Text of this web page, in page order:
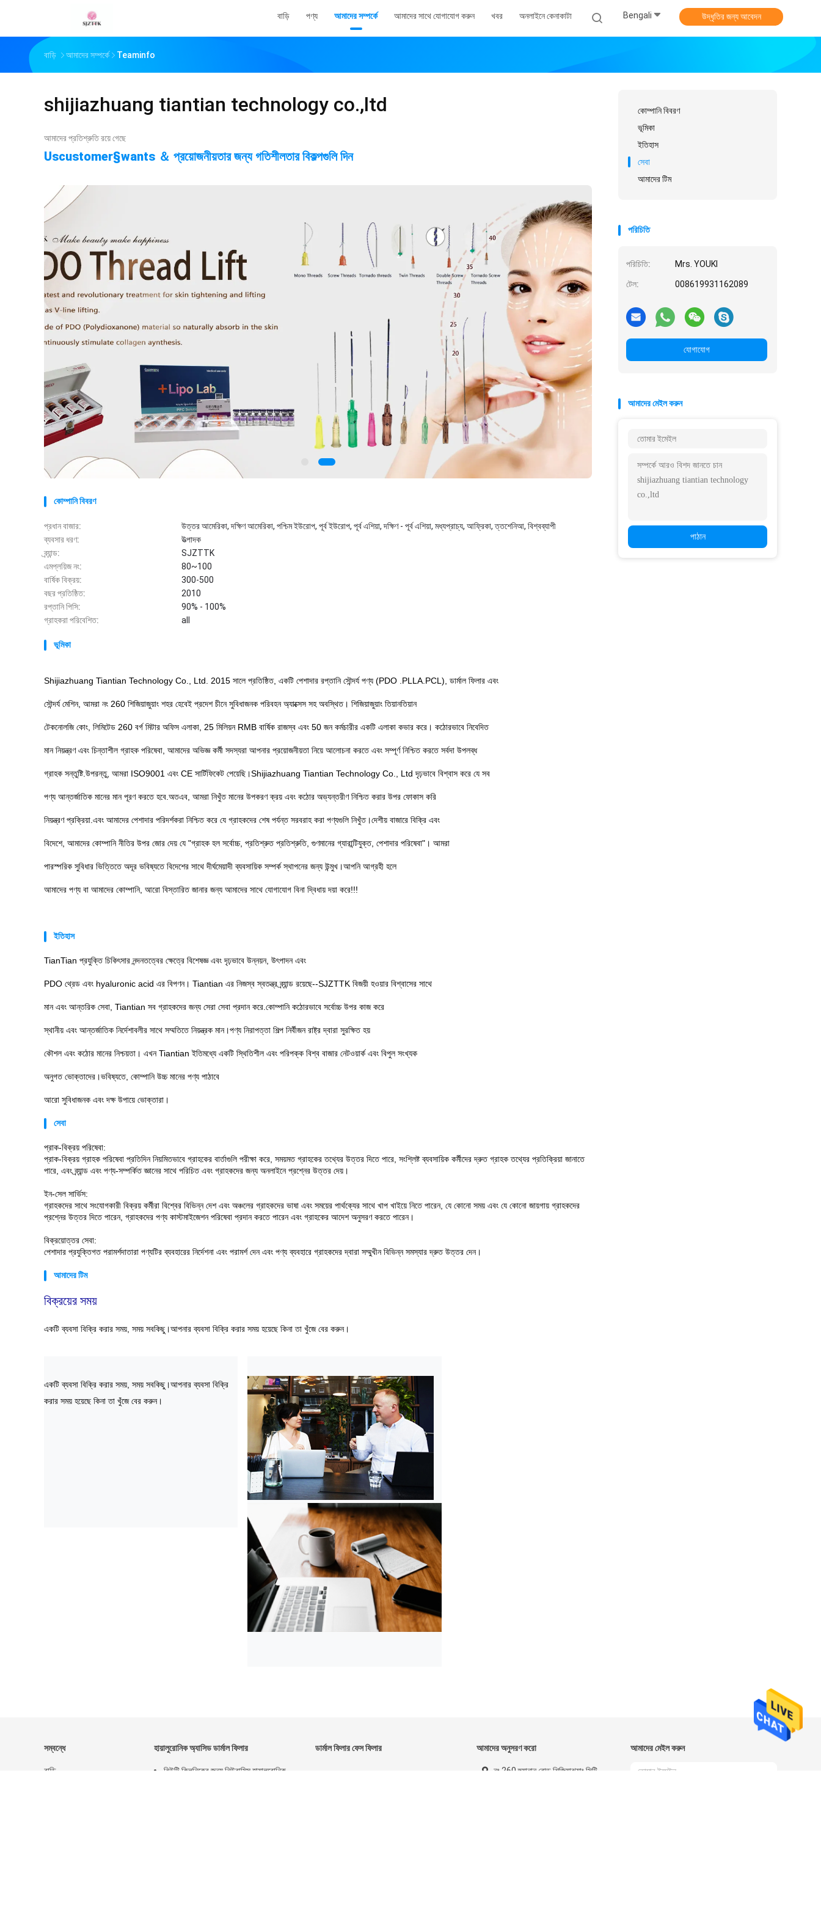
বাড়ি পণ্য আমাদের সম্পর্কে আমাদের সাথে যোগাযোগ করুন খবর অনলাইনে কেনাকাটা Bengali উদ্ধৃতির জন্য আবেদন
বাড়ি আমাদের সম্পর্কে Teaminfo
shijiazhuang tiantian technology co.,ltd
আমাদের প্রতিশ্রুতি রয়ে গেছে
Uscustomer§wants ＆ প্রয়োজনীয়তার জন্য গতিশীলতার বিকল্পগুলি দিন
কোম্পানি বিবরণ
প্রধান বাজার:
উত্তর আমেরিকা, দক্ষিণ আমেরিকা, পশ্চিম ইউরোপ, পূর্ব ইউরোপ, পূর্ব এশিয়া, দক্ষিণ - পূর্ব এশিয়া, মধ্যপ্রাচ্য, আফ্রিকা, ত্তশেনিআ, বিশ্বব্যাপী
ব্যবসার ধরণ:
উত্পাদক
ব্র্যান্ড:
SJZTTK
এমপ্লয়িজ নং:
80~100
বার্ষিক বিক্রয়:
300-500
বছর প্রতিষ্ঠিত:
2010
রপ্তানি পিসি:
90% - 100%
গ্রাহকরা পরিবেশিত:
all
ভূমিকা
Shijiazhuang Tiantian Technology Co., Ltd. 2015 সালে প্রতিষ্ঠিত, একটি পেশাদার রপ্তানি সৌন্দর্য পণ্য (PDO .PLLA.PCL), ডার্মাল ফিলার এবং
সৌন্দর্য মেশিন, আমরা নং 260 শিজিয়াজুয়াং শহর হেবেই প্রদেশ চীনে সুবিধাজনক পরিবহন অ্যাক্সেস সহ অবস্থিত। শিজিয়াজুয়াং তিয়ানতিয়ান
টেকনোলজি কোং, লিমিটেড 260 বর্গ মিটার অফিস এলাকা, 25 মিলিয়ন RMB বার্ষিক রাজস্ব এবং 50 জন কর্মচারীর একটি এলাকা কভার করে। কঠোরভাবে নিবেদিত
মান নিয়ন্ত্রণ এবং চিন্তাশীল গ্রাহক পরিষেবা, আমাদের অভিজ্ঞ কর্মী সদস্যরা আপনার প্রয়োজনীয়তা নিয়ে আলোচনা করতে এবং সম্পূর্ণ নিশ্চিত করতে সর্বদা উপলব্ধ
গ্রাহক সন্তুষ্টি.উপরন্তু, আমরা ISO9001 এবং CE সার্টিফিকেট পেয়েছি।Shijiazhuang Tiantian Technology Co., Ltd দৃঢ়ভাবে বিশ্বাস করে যে সব
পণ্য আন্তর্জাতিক মানের মান পূরণ করতে হবে.অতএব, আমরা নিখুঁত মানের উপকরণ ক্রয় এবং কঠোর অভ্যন্তরীণ নিশ্চিত করার উপর ফোকাস করি
নিয়ন্ত্রণ প্রক্রিয়া.এবং আমাদের পেশাদার পরিদর্শকরা নিশ্চিত করে যে গ্রাহকদের শেষ পর্যন্ত সরবরাহ করা পণ্যগুলি নিখুঁত।দেশীয় বাজারে বিক্রি এবং
বিদেশে, আমাদের কোম্পানি নীতির উপর জোর দেয় যে "গ্রাহক হল সর্বোচ্চ, প্রতিশ্রুত প্রতিশ্রুতি, গুণমানের গ্যারান্টিযুক্ত, পেশাদার পরিষেবা"। আমরা
পারস্পরিক সুবিধার ভিত্তিতে অদূর ভবিষ্যতে বিদেশের সাথে দীর্ঘমেয়াদী ব্যবসায়িক সম্পর্ক স্থাপনের জন্য উন্মুখ।আপনি আগ্রহী হলে
আমাদের পণ্য বা আমাদের কোম্পানি, আরো বিস্তারিত জানার জন্য আমাদের সাথে যোগাযোগ বিনা দ্বিধায় দয়া করে!!!
ইতিহাস
TianTian প্রযুক্তি চিকিৎসার নন্দনতত্বের ক্ষেত্রে বিশেষজ্ঞ এবং দৃঢ়ভাবে উন্নয়ন, উৎপাদন এবং
PDO থ্রেড এবং hyaluronic acid এর বিপণন। Tiantian এর নিজস্ব স্বতন্ত্র ব্র্যান্ড রয়েছে--SJZTTK বিজয়ী হওয়ার বিশ্বাসের সাথে
মান এবং আন্তরিক সেবা, Tiantian সব গ্রাহকদের জন্য সেরা সেবা প্রদান করে.কোম্পানি কঠোরভাবে সর্বোচ্চ উপর কাজ করে
স্থানীয় এবং আন্তর্জাতিক নির্দেশাবলীর সাথে সম্মতিতে নিয়ন্ত্রক মান।পণ্য নিরাপত্তা শিল্প নির্বীজন রাষ্ট্র দ্বারা সুরক্ষিত হয়
কৌশল এবং কঠোর মানের নিশ্চয়তা। এখন Tiantian ইতিমধ্যে একটি স্থিতিশীল এবং পরিপক্ক বিশ্ব বাজার নেটওয়ার্ক এবং বিপুল সংখ্যক
অনুগত ভোক্তাদের।ভবিষ্যতে, কোম্পানি উচ্চ মানের পণ্য পাঠাবে
আরো সুবিধাজনক এবং দক্ষ উপায়ে ভোক্তারা।
সেবা
প্রাক-বিক্রয় পরিষেবা:
প্রাক-বিক্রয় গ্রাহক পরিষেবা প্রতিদিন নিয়মিতভাবে গ্রাহকের বার্তাগুলি পরীক্ষা করে, সময়মত গ্রাহকের তথ্যের উত্তর দিতে পারে, সংশ্লিষ্ট ব্যবসায়িক কর্মীদের দ্রুত গ্রাহক তথ্যের প্রতিক্রিয়া জানাতে
পারে, এবং ব্র্যান্ড এবং পণ্য-সম্পর্কিত জ্ঞানের সাথে পরিচিত এবং গ্রাহকদের জন্য অনলাইনে প্রশ্নের উত্তর দেয়।
ইন-সেল সার্ভিস:
গ্রাহকদের সাথে সংযোগকারী বিক্রয় কর্মীরা বিশ্বের বিভিন্ন দেশ এবং অঞ্চলের গ্রাহকদের ভাষা এবং সময়ের পার্থক্যের সাথে খাপ খাইয়ে নিতে পারেন, যে কোনো সময় এবং যে কোনো জায়গায় গ্রাহকদের
প্রশ্নের উত্তর দিতে পারেন, গ্রাহকদের পণ্য কাস্টমাইজেশন পরিষেবা প্রদান করতে পারেন এবং গ্রাহকের আদেশ অনুসরণ করতে পারেন।
বিক্রয়োত্তর সেবা:
পেশাদার প্রযুক্তিগত পরামর্শদাতারা পণ্যটির ব্যবহারের নির্দেশনা এবং পরামর্শ দেন এবং পণ্য ব্যবহারে গ্রাহকদের দ্বারা সম্মুখীন বিভিন্ন সমস্যার দ্রুত উত্তর দেন।
আমাদের টিম
বিক্রয়ের সময়
একটি ব্যবসা বিক্রি করার সময়, সময় সবকিছু।আপনার ব্যবসা বিক্রি করার সময় হয়েছে কিনা তা খুঁজে বের করুন।
একটি ব্যবসা বিক্রি করার সময়, সময় সবকিছু।আপনার ব্যবসা বিক্রি
করার সময় হয়েছে কিনা তা খুঁজে বের করুন।
কোম্পানি বিবরণ
ভূমিকা
ইতিহাস
সেবা
আমাদের টিম
পরিচিতি
পরিচিতি: Mrs. YOUKI
টেল: 008619931162089
যোগাযোগ
আমাদের মেইল ​​করুন
পাঠান
সম্বন্ধে
বাড়ি
হায়ালুরোনিক অ্যাসিড ডার্মাল ফিলার
বিউটি ক্লিনিকের জন্য নিউরামিস হায়ালুরোনিক
ডার্মাল ফিলার ফেস ফিলার আমাদের অনুসরণ করো
নং 260 হুয়ানান রোড শিজিয়াঝুয়াং সিটি
আমাদের মেইল ​​করুন